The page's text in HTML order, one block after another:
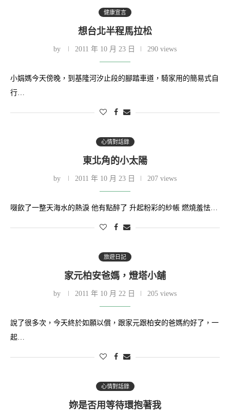
健康宣言
想台北半程馬拉松
by 2011 年 10 月 23 日 290 views
小娟媽今天傍晚，到基隆河汐止段的腳踏車道，騎家用的簡易式自
行…
心情對話錄
東北角的小太陽
by 2011 年 10 月 23 日 207 views
啜飲了一整天海水的熱淚 他有點醉了 升起粉彩的紗帳 燃燒羞怯…
旅遊日記
家元柏安爸媽，燈塔小舖
by 2011 年 10 月 22 日 205 views
說了很多次，今天終於如願以償，跟家元跟柏安的爸媽約好了，一
起…
心情對話錄
妳是否用等待環抱著我